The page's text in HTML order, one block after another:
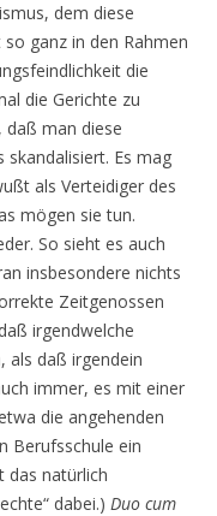
dem diese
ganz in den Rahmen
die
die Gerichte zu
daß man diese
skandalisiert. Es mag
als Verteidiger des
mögen sie tun.
So sieht es auch
insbesondere nichts
Zeitgenossen
irgendwelche
als daß irgendein
immer, es mit einer
die angehenden
Berufsschule ein
das natürlich
dabei.) Duo cum